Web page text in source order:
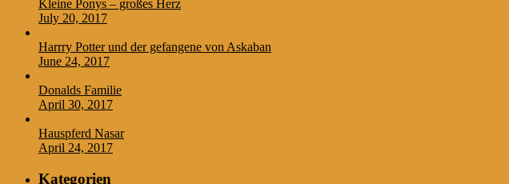
Kleine Ponys – großes Herz
July 20, 2017
Harrry Potter und der gefangene von Askaban
June 24, 2017
Donalds Familie
April 30, 2017
Hauspferd Nasar
April 24, 2017
Kategorien